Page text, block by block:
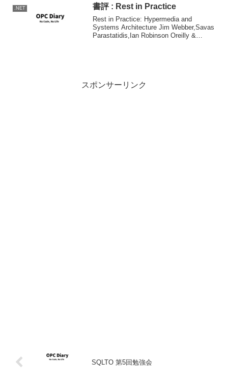
.NET 書評 : Rest in Practice
Rest in Practice: Hypermedia and
Systems Architecture Jim Webber,Savas
Parastatidis,Ian Robinson Oreilly &
スポンサーリンク
SQLTO 第5回勉強会